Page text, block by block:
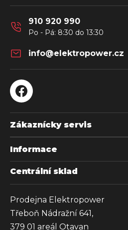
info@elektropower.cz
910 920 990
Zákaznícky servis
Informace
Centrální sklad
Prodejna Elektropower
Třeboň Nádražní 641,
379 01 areál Otavan